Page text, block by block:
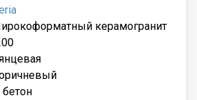
керамогранит